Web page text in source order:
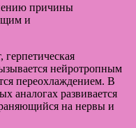
причины
и
нейротропным
переохлаждением. В
аналогах развивается
на нервы и